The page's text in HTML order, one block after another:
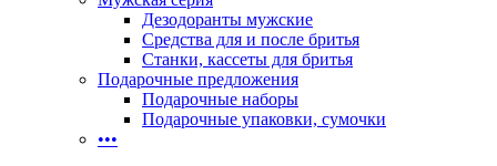
Дезодоранты мужские
Средства для и после бритья
Станки, кассеты для бритья
Подарочные предложения
Подарочные наборы
Подарочные упаковки, сумочки
•••